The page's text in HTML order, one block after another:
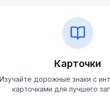
Карточки
Изучайте дорожные знаки с
карточками для лучшего